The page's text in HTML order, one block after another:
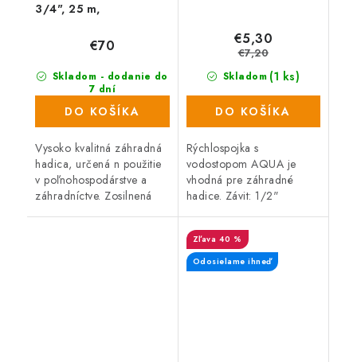
3/4", 25 m,
Skladom - dodanie do
7 dní
(34 ks)
€70
DO KOŠÍKA
Vysoko kvalitná záhradná
hadica, určená n použitie
v poľnohospodárstve a
záhradníctve. Zosilnená
Skladom (1 ks)
€5,30
€7,20
DO KOŠÍKA
Rýchlospojka s
vodostopom AQUA je
vhodná pre záhradné
hadice. Závit: 1/2"
40 %
Odosielame ihneď